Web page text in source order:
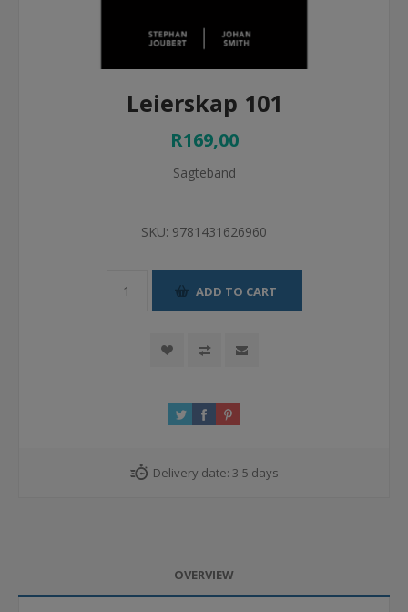
Leierskap 101
R169,00
Sagteband
SKU: 9781431626960
ADD TO CART
Delivery date: 3-5 days
OVERVIEW